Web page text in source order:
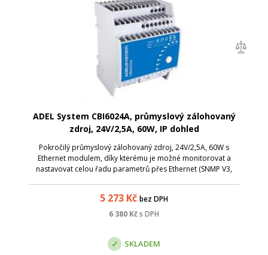
ADEL System CBI6024A, průmyslový zálohovaný
zdroj, 24V/2,5A, 60W, IP dohled
Pokročilý průmyslový zálohovaný zdroj, 24V/2,5A, 60W s
Ethernet modulem, díky kterému je možné monitorovat a
nastavovat celou řadu parametrů přes Ethernet (SNMP V3,
5 273 Kč bez DPH
6 380 Kčs DPH
SKLADEM